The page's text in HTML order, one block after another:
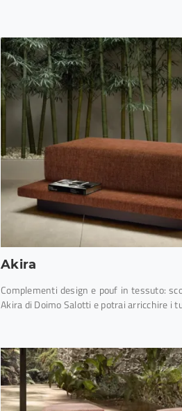
Akira
Complementi design e pouf in tessuto:
Akira di Doimo Salotti e potrai arricchire i